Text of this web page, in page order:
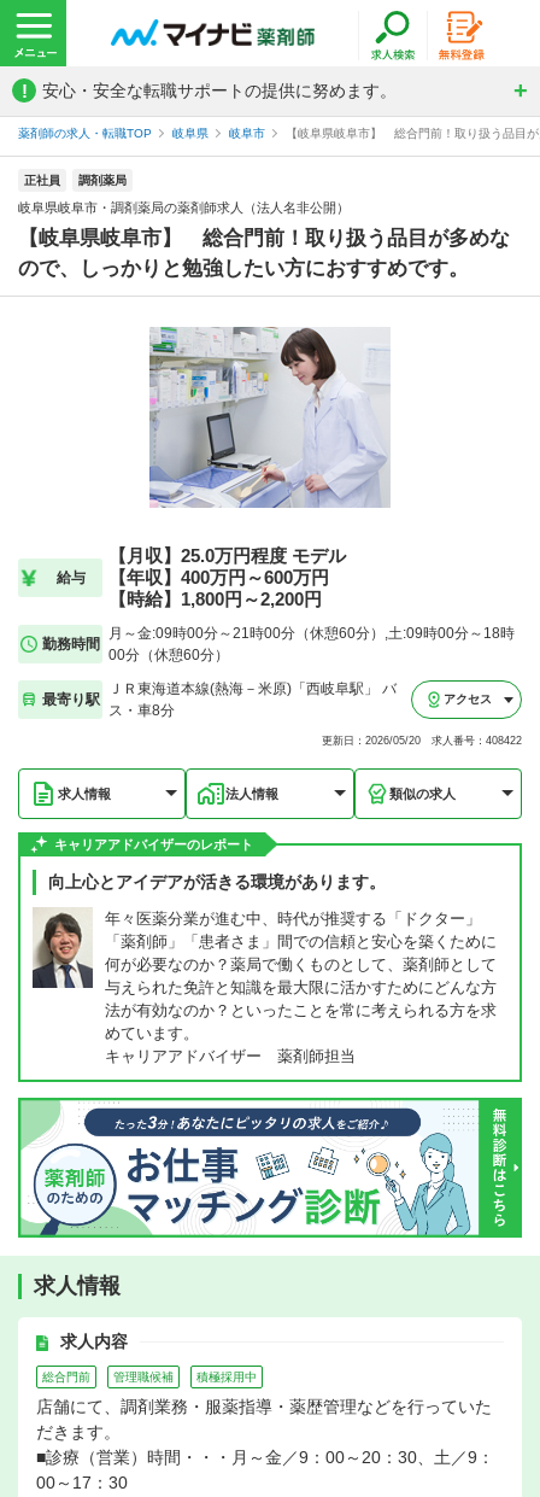
! 安心・安全な転職サポートの提供に努めます。
薬剤師の求人・転職TOP 岐阜県 岐阜市 【岐阜県岐阜市】 総合門前！取り扱う品目
正社員 調剤薬局
岐阜県岐阜市・調剤薬局の薬剤師求人（法人名非公開）
【岐阜県岐阜市】 総合門前！取り扱う品目が多めな
ので、しっかりと勉強したい方におすすめです。
給与
【月収】25.0万円程度 モデル
【年収】400万円～600万円
【時給】1,800円～2,200円
勤務時間
月～金:09時00分～21時00分（休憩60分）,土:09時00分～18時
00分（休憩60分）
最寄り駅
ＪＲ東海道本線(熱海－米原)「西岐阜駅」 バ
ス・車8分
アクセス
更新日：2026/05/20 求人番号：408422
求人情報 法人情報 類似の求人
キャリアアドバイザーのレポート
向上心とアイデアが活きる環境があります。
年々医薬分業が進む中、時代が推奨する「ドクター」
「薬剤師」「患者さま」間での信頼と安心を築くために
何が必要なのか？薬局で働くものとして、薬剤師として
与えられた免許と知識を最大限に活かすためにどんな方
法が有効なのか？といったことを常に考えられる方を求
めています。
キャリアアドバイザー 薬剤師担当
求人情報
求人内容
総合門前 管理職候補 積極採用中
店舗にて、調剤業務・服薬指導・薬歴管理などを行っていた
だきます。
■診療（営業）時間・・・月～金／9：00～20：30、土／9：
00～17：30